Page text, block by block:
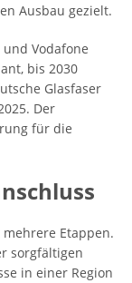
Ausbau gezielt.
Vodafone
bis 2030
Glasfaser
Der
für die
Etappen.
sorgfältigen
in einer Region